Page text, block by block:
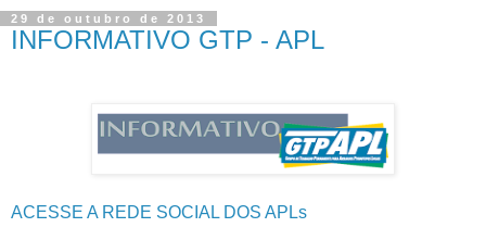
29 de outubro de 2013
INFORMATIVO GTP - APL
ACESSE A REDE SOCIAL DOS APLs